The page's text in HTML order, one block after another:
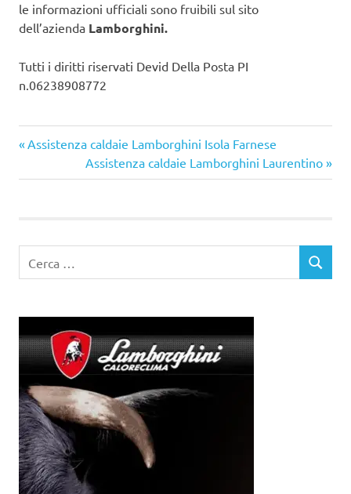
le informazioni ufficiali sono fruibili sul sito
dell’azienda Lamborghini.
Tutti i diritti riservati Devid Della Posta PI
n.06238908772
Navigazione
articoli
Articolo
precedente:
Assistenza caldaie Lamborghini Isola Farnese
Articolo
successivo:
Assistenza caldaie Lamborghini Laurentino
per:
CERCA